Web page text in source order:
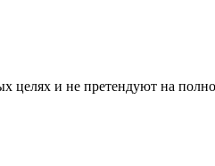
и не претендуют на